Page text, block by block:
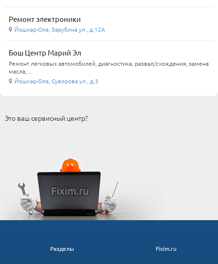
Ремонт электроники
Йошкар-Ола, Зарубина ул., д.12А
Бош Центр Марий Эл
Ремонт легковых автомобилей, диагностика, развал/схождения, замена
масла, ...
Йошкар-Ола, Суворова ул., д.3
Это ваш сервисный центр?
Fixim.ru
Разделы